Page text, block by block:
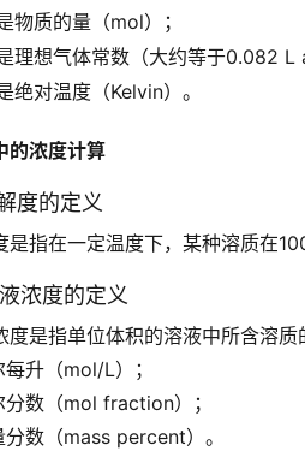
物质的量（mol）；
理想气体常数（大约等于0.082 L
绝对温度（Kelvin）。
的浓度计算
度的定义
是指在一定温度下，某种溶质在
浓度的定义
度是指单位体积的溶液中所含溶质
升（mol/L）；
分数（mol fraction）；
分数（mass percent）。